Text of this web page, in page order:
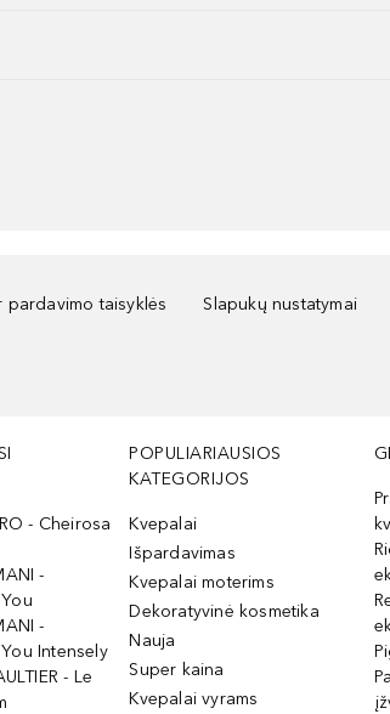
pardavimo taisyklės Slapukų nustatymai
- Cheirosa
-
-
Intensely
- Le
POPULIARIAUSIOS
KATEGORIJOS
Kvepalai
Išpardavimas
Kvepalai moterims
Dekoratyvinė kosmetika
Nauja
Super kaina
Kvepalai vyrams